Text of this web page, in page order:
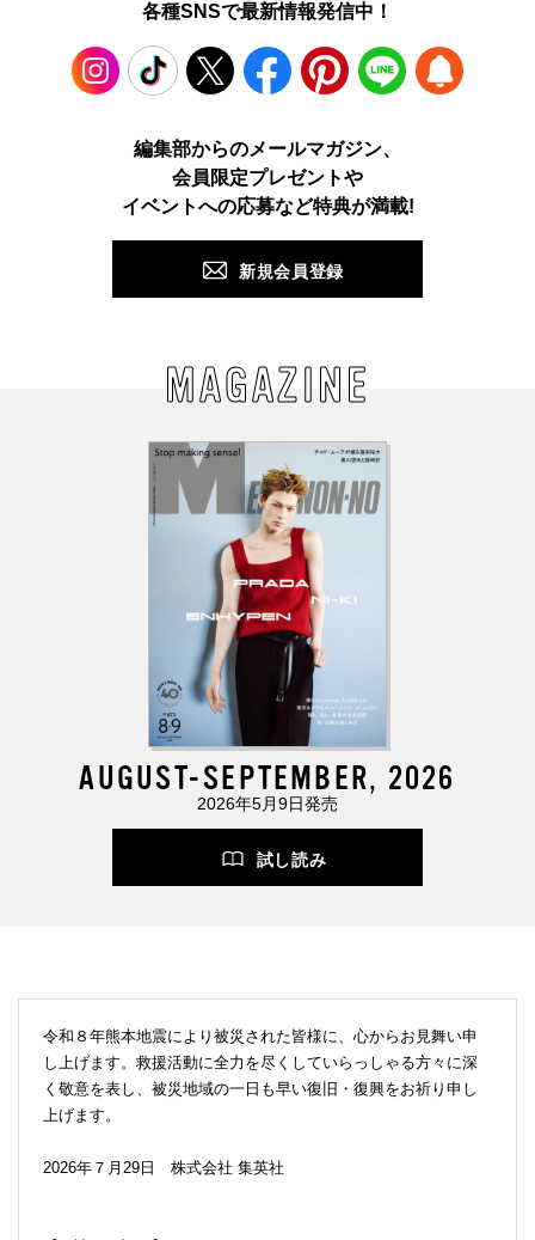
各種SNSで最新情報発信中！
TikTok X Facebook Pinterest LINE
編集部からのメールマガジン、
会員限定プレゼントや
イベントへの応募など特典が満載!
新規会員登録
MAGAZINE
AUGUST-SEPTEMBER, 2026
2026年5月9日発売
試し読み
令和８年熊本地震により被災された皆様に、心からお見舞い申
し上げます。救援活動に全力を尽くしていらっしゃる方々に深
く敬意を表し、被災地域の一日も早い復旧・復興をお祈り申し
上げます。
2026年７月29日 株式会社 集英社